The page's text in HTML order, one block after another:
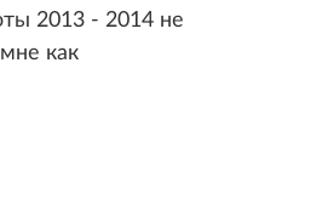
2013 - 2014 не
как